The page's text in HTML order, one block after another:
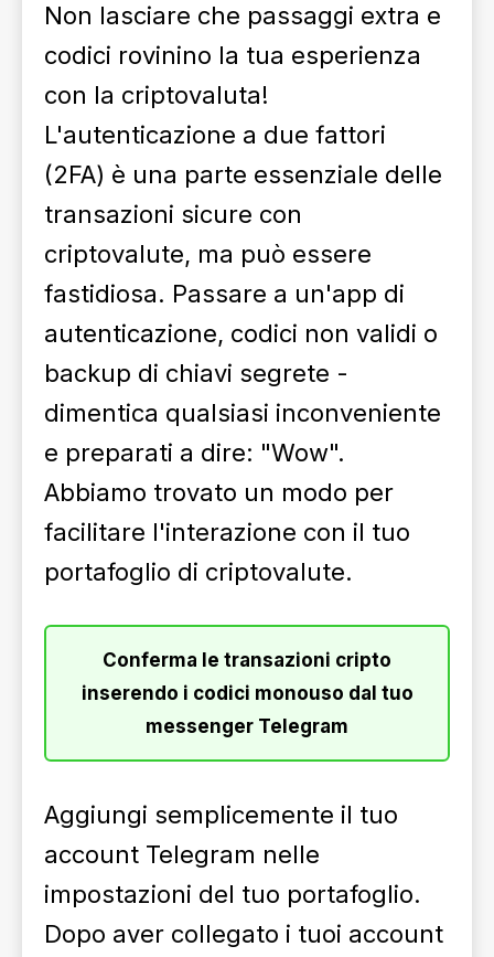
Non lasciare che passaggi extra e
codici rovinino la tua esperienza
con la criptovaluta!
L'autenticazione a due fattori
(2FA) è una parte essenziale delle
transazioni sicure con
criptovalute, ma può essere
fastidiosa. Passare a un'app di
autenticazione, codici non validi o
backup di chiavi segrete -
dimentica qualsiasi inconveniente
e preparati a dire: "Wow".
Abbiamo trovato un modo per
facilitare l'interazione con il tuo
portafoglio di criptovalute.
Conferma le transazioni cripto
inserendo i codici monouso dal tuo
messenger Telegram
Aggiungi semplicemente il tuo
account Telegram nelle
impostazioni del tuo portafoglio.
Dopo aver collegato i tuoi account